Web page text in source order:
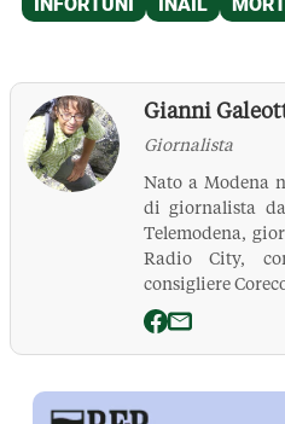
Gianni
Giornalista
Nato a Modena
di giornalista
Telemodena,
Radio City,
consigliere
La Pressa